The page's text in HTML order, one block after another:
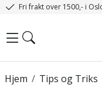
Fri frakt over 1500,- i
/
Hjem Tips og Triks